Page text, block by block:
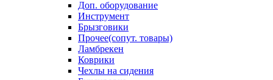
Доп. оборудование
Инструмент
Брызговики
Прочее(сопут. товары)
Ламбрекен
Коврики
Чехлы на сидения